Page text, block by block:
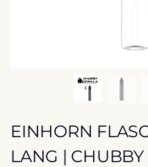
EINHORN
LANG | CHUBBY